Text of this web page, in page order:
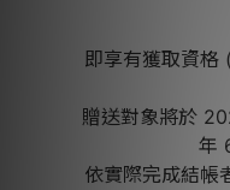
即享有獲取資格
贈送對象將於
年
依實際完成結帳